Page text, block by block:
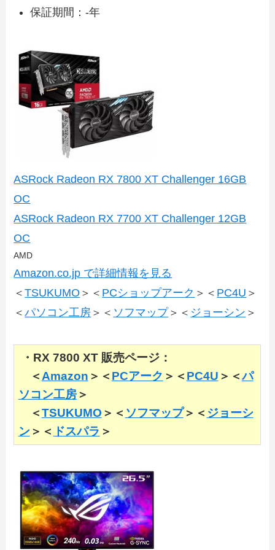
保証期間：-年
ASRock Radeon RX 7800 XT Challenger 16GB
OC
ASRock Radeon RX 7700 XT Challenger 12GB
OC
AMD
Amazon.co.jp で詳細情報を見る
＜TSUKUMO ＞＜ PCショップアーク ＞＜ PC4U ＞
＜パソコン工房 ＞＜ ソフマップ＞＜ ジョーシン ＞
・RX 7800 XT 販売ページ：
＜ Amazon ＞＜ PCアーク ＞＜ PC4U ＞＜パ
ソコン工房＞
＜TSUKUMO ＞＜ ソフマップ＞＜ ジョーシ
ン ＞＜ ドスパラ ＞